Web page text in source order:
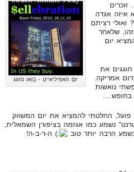
יום האפיליאייט - בואו נחגג
איזה אגדה
ואולי רציתם
שלאחר
יום
את
אמריקה.
נואשות
בחופש….
פועל, החלטתי להמציא את יום המשווק
נשמע כמו אגזמה בציפורן השמאלית,
הרבה יותר טוב
ה-ר-ב-ה!